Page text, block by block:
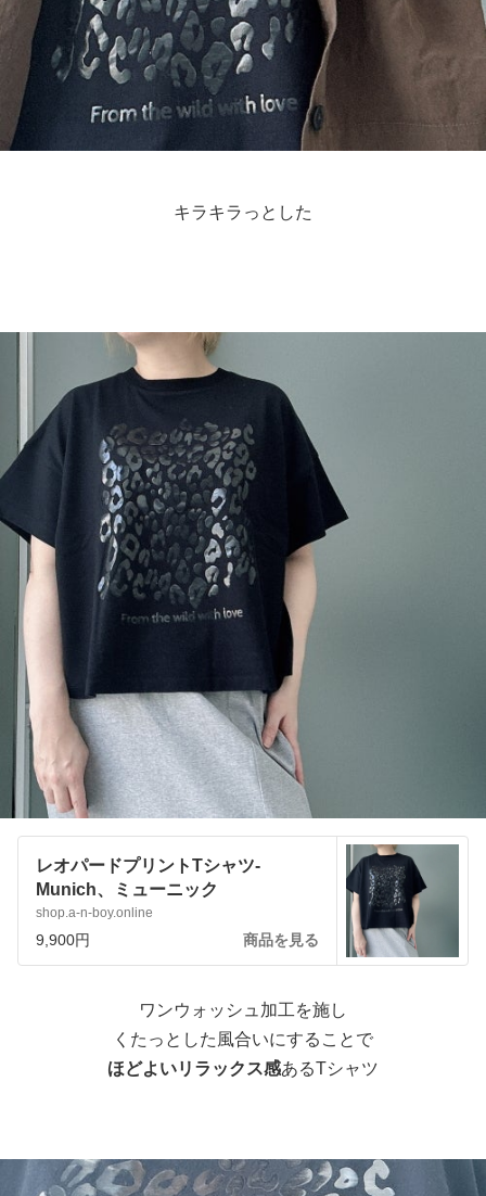
キラキラっとした
レオパードプリントTシャツ-
Munich、ミューニック
shop.a-n-boy.online
9,900円 商品を見る
ワンウォッシュ加工を施し
くたっとした風合いにすることで
ほどよいリラックス感あるTシャツ